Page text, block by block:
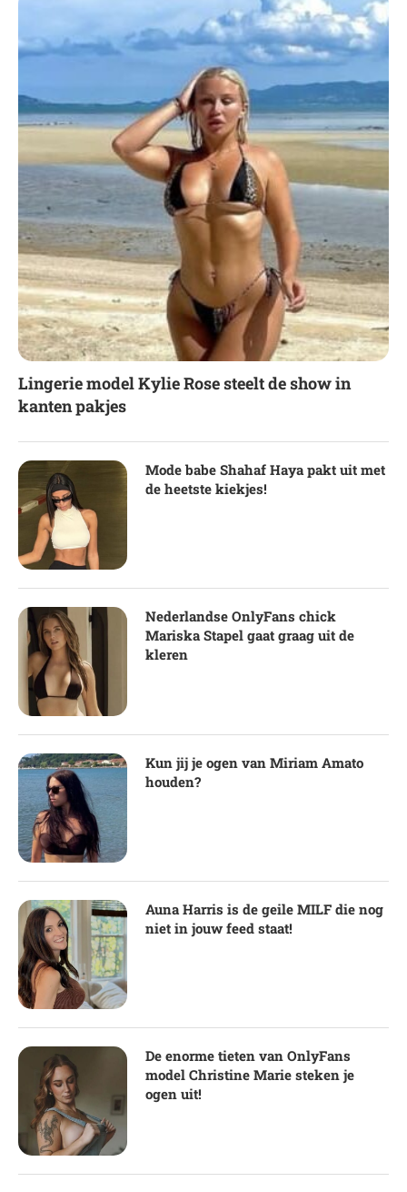
Lingerie model Kylie Rose steelt de show in
kanten pakjes
Mode babe Shahaf Haya pakt uit met
de heetste kiekjes!
Nederlandse OnlyFans chick
Mariska Stapel gaat graag uit de
kleren
Kun jij je ogen van Miriam Amato
houden?
Auna Harris is de geile MILF die nog
niet in jouw feed staat!
De enorme tieten van OnlyFans
model Christine Marie steken je
ogen uit!